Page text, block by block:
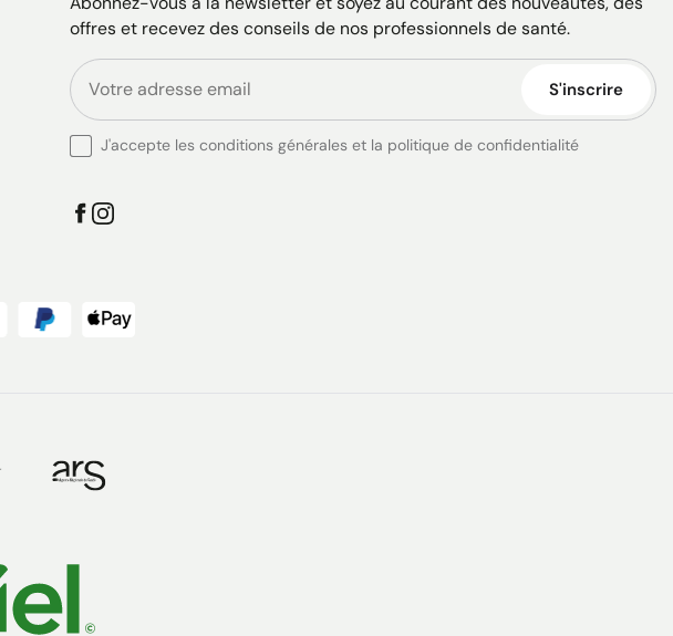
offres et recevez des conseils de nos professionnels de santé.
S'inscrire
J'accepte les conditions générales et la politique de confidentialité